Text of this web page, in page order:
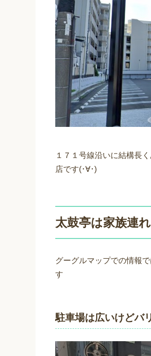
１７１号線沿いに結構長
店です(･∀･)
太鼓亭は家族連
グーグルマップでの情報
す
駐車場は広いけどバ